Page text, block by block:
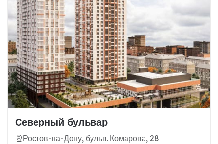
Северный бульвар
Ростов-на-Дону, бульв. Комарова, 28